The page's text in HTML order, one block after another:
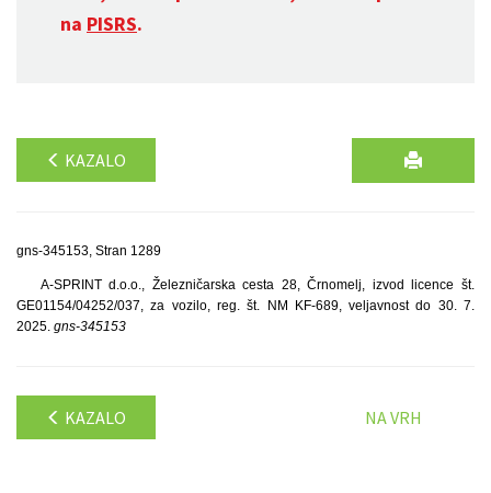
na PISRS.
KAZALO
gns-345153, Stran 1289
A-SPRINT d.o.o., Železničarska cesta 28, Črnomelj, izvod licence št.
GE01154/04252/037, za vozilo, reg. št. NM KF-689, veljavnost do 30. 7.
2025. gns-345153
KAZALO NA VRH